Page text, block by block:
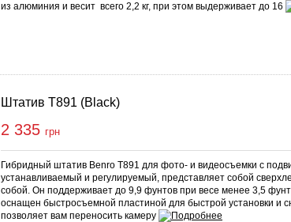
из алюминия и весит всего 2,2 кг, при этом выдерживает до 16
Штатив T891 (Black)
2 335 грн
Гибридный штатив Benro T891 для фото- и видеосъемки с
устанавливаемый и регулируемый, представляет собой
собой. Он поддерживает до 9,9 фунтов при весе менее 3,5
оснащен быстросъемной пластиной для быстрой установки и
позволяет вам переносить камеру